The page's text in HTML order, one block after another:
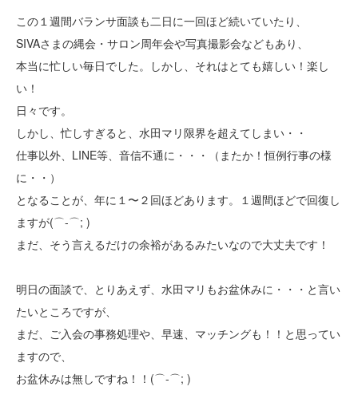
この１週間バランサ面談も二日に一回ほど続いていたり、
SIVAさまの縄会・サロン周年会や写真撮影会などもあり、
本当に忙しい毎日でした。しかし、それはとても嬉しい！楽し
い！
日々です。
しかし、忙しすぎると、水田マリ限界を超えてしまい・・
仕事以外、LINE等、音信不通に・・・（またか！恒例行事の様
に・・）
となることが、年に１〜２回ほどあります。１週間ほどで回復し
ますが(⌒-⌒; )
まだ、そう言えるだけの余裕があるみたいなので大丈夫です！
明日の面談で、とりあえず、水田マリもお盆休みに・・・と言い
たいところですが、
まだ、ご入会の事務処理や、早速、マッチングも！！と思ってい
ますので、
お盆休みは無しですね！！(⌒-⌒; )